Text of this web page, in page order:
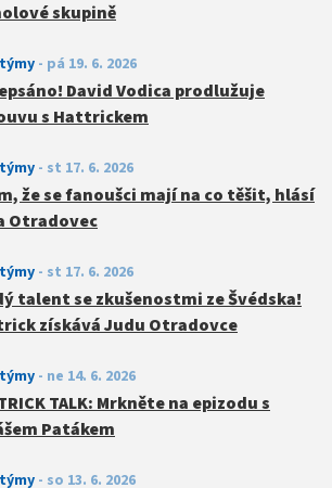
skupině
- pá 19. 6. 2026
David Vodica prodlužuje
s Hattrickem
- st 17. 6. 2026
že se fanoušci mají na co těšit, hlásí
Otradovec
- st 17. 6. 2026
talent se zkušenostmi ze Švédska!
získává Judu Otradovce
- ne 14. 6. 2026
TALK: Mrkněte na epizodu s
Patákem
- so 13. 6. 2026